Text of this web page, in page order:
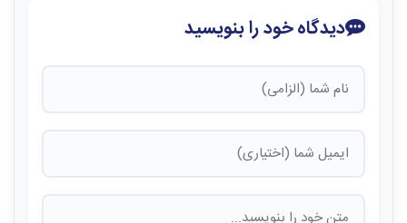
دیدگاه خود را بنویسید